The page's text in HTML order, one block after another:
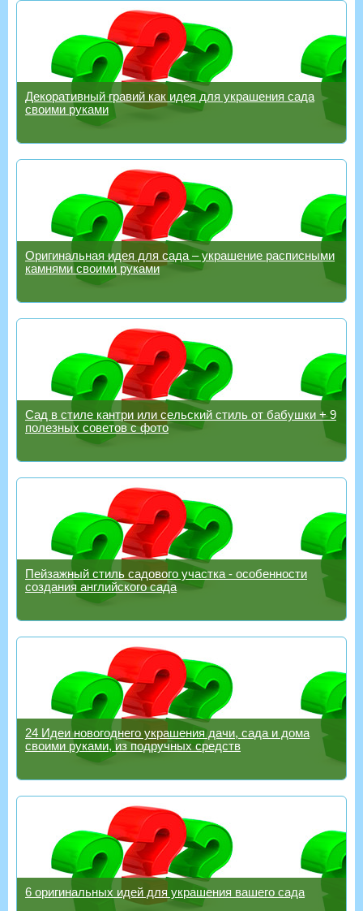
Декоративный гравий как идея для украшения сада
своими руками
Оригинальная идея для сада – украшение расписными
камнями своими руками
Сад в стиле кантри или сельский стиль от бабушки + 9
полезных советов с фото
Пейзажный стиль садового участка - особенности
создания английского сада
24 Идеи новогоднего украшения дачи, сада и дома
своими руками, из подручных средств
6 оригинальных идей для украшения вашего сада